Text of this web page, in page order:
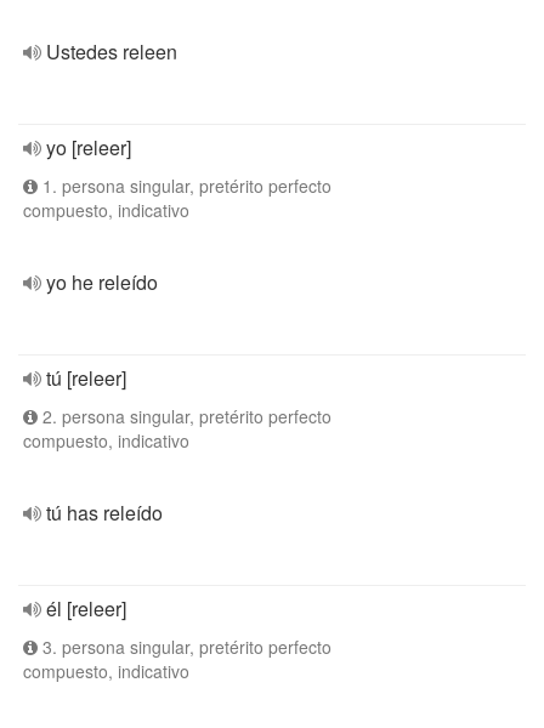
Ustedes releen
yo [releer]
1. persona singular, pretérito perfecto
compuesto, indicativo
yo he releído
tú [releer]
2. persona singular, pretérito perfecto
compuesto, indicativo
tú has releído
él [releer]
3. persona singular, pretérito perfecto
compuesto, indicativo